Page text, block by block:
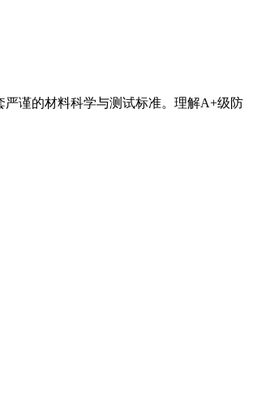
谨的材料科学与测试标准。理解A+级防